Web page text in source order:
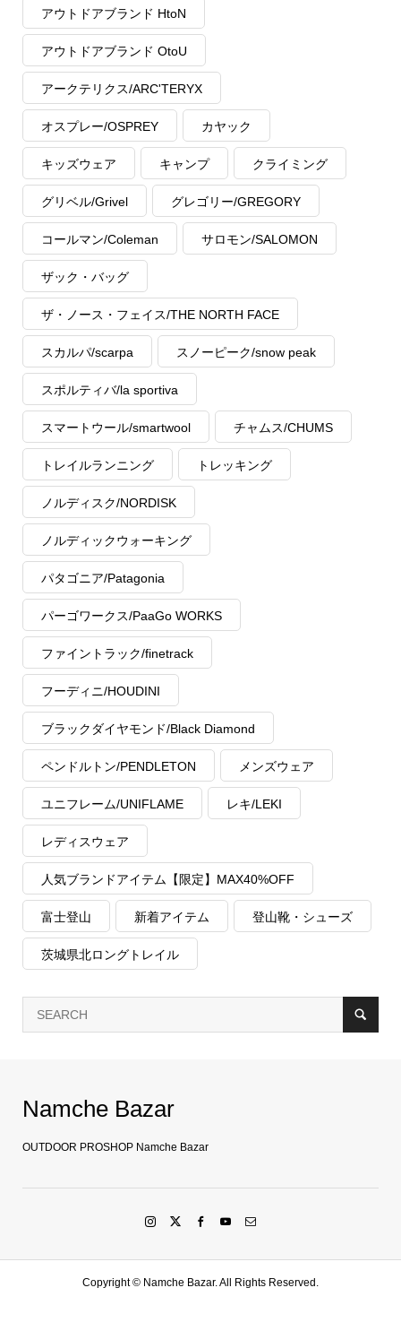
アウトドアブランド HtoN
アウトドアブランド OtoU
アークテリクス/ARC'TERYX
オスプレー/OSPREY カヤック
キッズウェア キャンプ クライミング
グリベル/Grivel グレゴリー/GREGORY
コールマン/Coleman サロモン/SALOMON
ザック・バッグ
ザ・ノース・フェイス/THE NORTH FACE
スカルパ/scarpa スノーピーク/snow peak
スポルティバ/la sportiva
スマートウール/smartwool チャムス/CHUMS
トレイルランニング トレッキング
ノルディスク/NORDISK
ノルディックウォーキング
パタゴニア/Patagonia
パーゴワークス/PaaGo WORKS
ファイントラック/finetrack
フーディニ/HOUDINI
ブラックダイヤモンド/Black Diamond
ペンドルトン/PENDLETON メンズウェア
ユニフレーム/UNIFLAME レキ/LEKI
レディスウェア
人気ブランドアイテム【限定】MAX40%OFF
富士登山 新着アイテム 登山靴・シューズ
茨城県北ロングトレイル
Namche Bazar
OUTDOOR PROSHOP Namche Bazar
Copyright © Namche Bazar. All Rights Reserved.